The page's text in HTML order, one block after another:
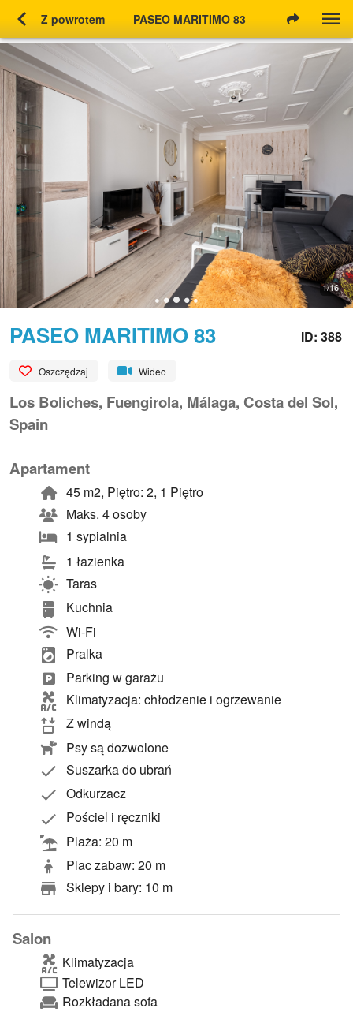
chevron_left Z powrotem PASEO MARITIMO 83
1/16
PASEO MARITIMO 83
Oszczędzaj Wideo
ID: 388
Los Boliches, Fuengirola, Málaga, Costa del Sol,
Spain
Apartament
45 m2, Piętro: 2, 1 Piętro
Maks. 4 osoby
1 sypialnia
1 łazienka
Taras
Kuchnia
Wi-Fi
Pralka
Parking w garażu
Klimatyzacja: chłodzenie i ogrzewanie
Z windą
Psy są dozwolone
Suszarka do ubrań
Odkurzacz
Pościel i ręczniki
Plaża: 20 m
Plac zabaw: 20 m
Sklepy i bary: 10 m
Salon
Klimatyzacja
Telewizor LED
Rozkładana sofa